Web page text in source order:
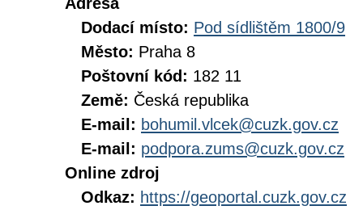
Dodací místo: Pod sídlištěm 1800/9
Město: Praha 8
Poštovní kód: 182 11
Země: Česká republika
E-mail: bohumil.vlcek@cuzk.gov.cz
E-mail: podpora.zums@cuzk.gov.cz
Online zdroj
Odkaz: https://geoportal.cuzk.gov.cz